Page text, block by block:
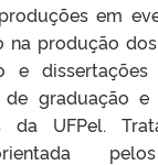
em
produção dos
e
de graduação e
da UFPel.